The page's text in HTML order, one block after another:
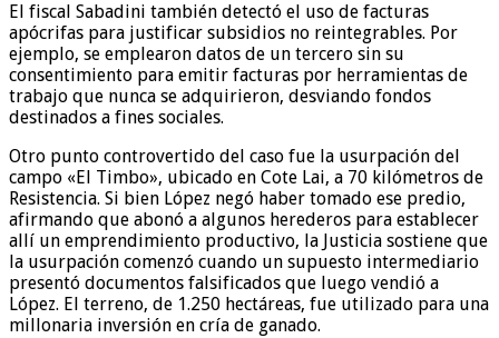
El fiscal Sabadini también detectó el uso de facturas
apócrifas para justificar subsidios no reintegrables. Por
ejemplo, se emplearon datos de un tercero sin su
consentimiento para emitir facturas por herramientas de
trabajo que nunca se adquirieron, desviando fondos
destinados a fines sociales.
Otro punto controvertido del caso fue la usurpación del
campo «El Timbo», ubicado en Cote Lai, a 70 kilómetros de
Resistencia. Si bien López negó haber tomado ese predio,
afirmando que abonó a algunos herederos para establecer
allí un emprendimiento productivo, la Justicia sostiene que
la usurpación comenzó cuando un supuesto intermediario
presentó documentos falsificados que luego vendió a
López. El terreno, de 1.250 hectáreas, fue utilizado para una
millonaria inversión en cría de ganado.